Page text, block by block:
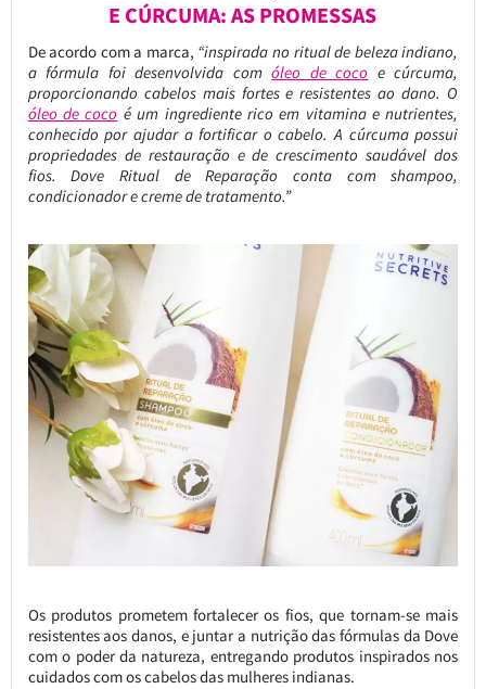
E CÚRCUMA: AS PROMESSAS
De acordo com a marca, “inspirada no ritual de beleza indiano,
a fórmula foi desenvolvida comóleo de coco e cúrcuma,
proporcionando cabelos mais fortes e resistentes ao dano. O
óleo de coco é um ingrediente rico em vitamina e nutrientes,
conhecido por ajudar a fortificar o cabelo. A cúrcuma possui
propriedades de restauração e de crescimento saudável dos
fios. Dove Ritual de Reparação conta com shampoo,
condicionador e creme de tratamento.”
Os produtos prometem fortalecer os fios, que tornam-se mais
resistentes aos danos, e juntar a nutrição das fórmulas da Dove
com o poder da natureza, entregando produtos inspirados nos
cuidados com os cabelos das mulheres indianas.